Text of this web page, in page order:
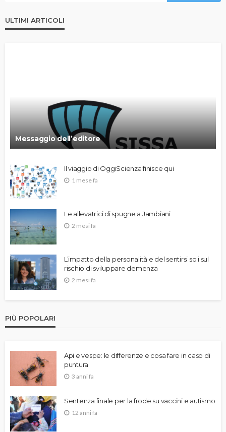
ULTIMI ARTICOLI
Messaggio dell’editore
Il viaggio di OggiScienza finisce qui
1 mese fa
Le allevatrici di spugne a Jambiani
2 mesi fa
L’impatto della personalità e del sentirsi soli sul
rischio di sviluppare demenza
2 mesi fa
PIÙ POPOLARI
Api e vespe: le differenze e cosa fare in caso di
puntura
3 anni fa
Sentenza finale per la frode su vaccini e autismo
12 anni fa